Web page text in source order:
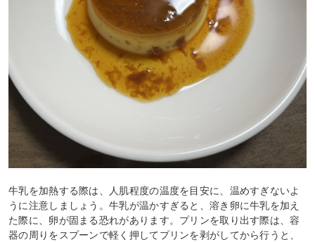
牛乳を加熱する際は、人肌程度の温度を目安に、温めすぎないよ
うに注意しましょう。牛乳が温かすぎると、溶き卵に牛乳を加え
た際に、卵が固まる恐れがあります。プリンを取り出す際は、容
器の周りをスプーンで軽く押してプリンを剥がしてから行うと、